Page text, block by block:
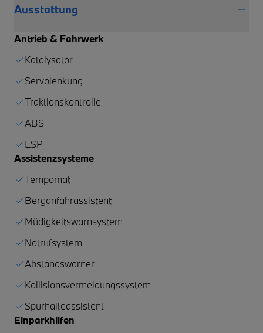
Ausstattung
Antrieb & Fahrwerk
Katalysator
Servolenkung
Traktionskontrolle
ABS
ESP
Assistenzsysteme
Tempomat
Berganfahrassistent
Müdigkeitswarnsystem
Notrufsystem
Abstandswarner
Kollisionsvermeidungssystem
Spurhalteassistent
Einparkhilfen